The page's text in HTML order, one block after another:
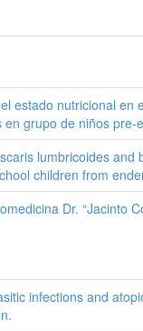
estado nutricional en
en grupo de niños
lumbricoides
children from
Dr. “Jacinto
infections and